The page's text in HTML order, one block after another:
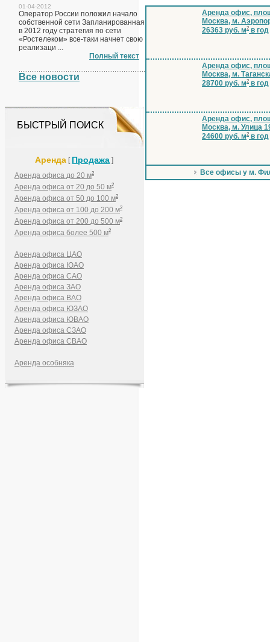
01-04-2012
Оператор России положил начало
собственной сети Запланированная
в 2012 году стратегия по сети
«Ростелеком» все-таки начнет свою
реализаци ...
Полный текст
Все новости
БЫСТРЫЙ ПОИСК
Аренда [ Продажа ]
Аренда офиса до 20 м2
Аренда офиса от 20 до 50 м2
Аренда офиса от 50 до 100 м2
Аренда офиса от 100 до 200 м2
Аренда офиса от 200 до 500 м2
Аренда офиса более 500 м2
Аренда офиса ЦАО
Аренда офиса ЮАО
Аренда офиса САО
Аренда офиса ЗАО
Аренда офиса ВАО
Аренда офиса ЮЗАО
Аренда офиса ЮВАО
Аренда офиса СЗАО
Аренда офиса СВАО
Аренда особняка
Аренда офис,
Москва, м.
26363 руб. м2 в год
Аренда офис,
Москва, м.
28700 руб. м2 в год
Аренда офис,
Москва, м. Улица
24600 руб. м2 в год
Все офисы у м.